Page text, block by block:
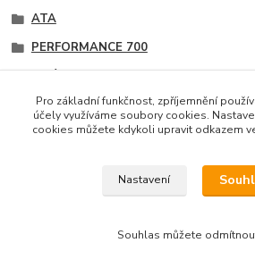
ATA
PERFORMANCE 700
Fritézy
vystavit kupujícímu účtenku. Zároveň je
přijatou tržbu u správce daně online; v
Pro základní funkčnost, zpříjemnění
účely využíváme soubory cookies.
cookies můžete kdykoli upravit odkazem
Nastavení
Souhlas můžete